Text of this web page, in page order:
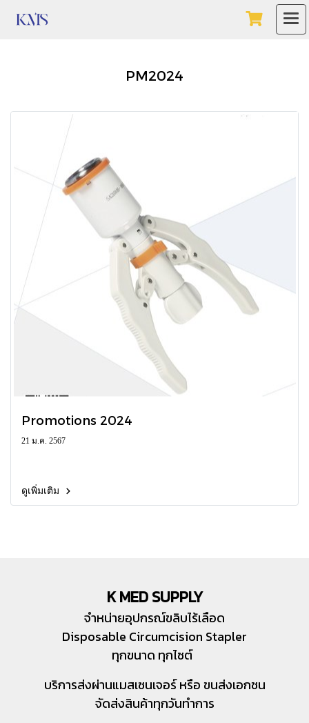
PM2024
Promotions 2024
21 ม.ค. 2567
ดูเพิ่มเติม
K MED SUPPLY
จำหน่ายอุปกรณ์ขลิบไร้เลือด
Disposable Circumcision Stapler
ทุกขนาด ทุกไซต์
บริการส่งผ่านแมสเซนเจอร์ หรือ ขนส่งเอกชน
จัดส่งสินค้าทุกวันทำการ